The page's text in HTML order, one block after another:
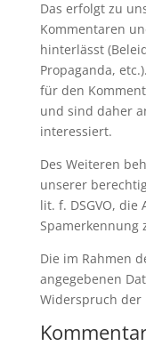
Das erfolgt zu
Kommentaren
hinterlässt
Propaganda,
für den
und sind daher
interessiert.
Des Weiteren
unserer
lit. f. DSGVO, die
Spamerkennung
Die im Rahmen
angegebenen
Widerspruch der